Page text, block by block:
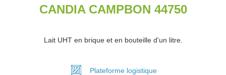
CANDIA CAMPBON 44750
Lait UHT en brique et en bouteille d'un litre.
Plateforme logistique